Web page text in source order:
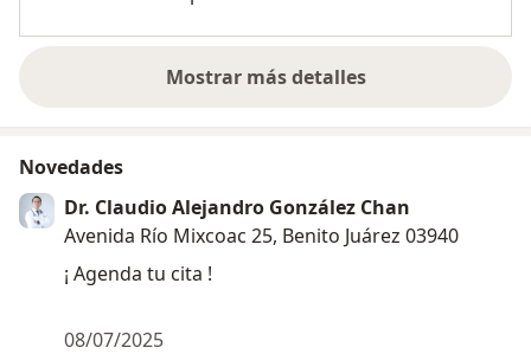
Mostrar más detalles
sobre la experiencia
Novedades
Dr. Claudio Alejandro González Chan
Avenida Río Mixcoac 25, Benito Juárez 03940
¡ Agenda tu cita !
08/07/2025